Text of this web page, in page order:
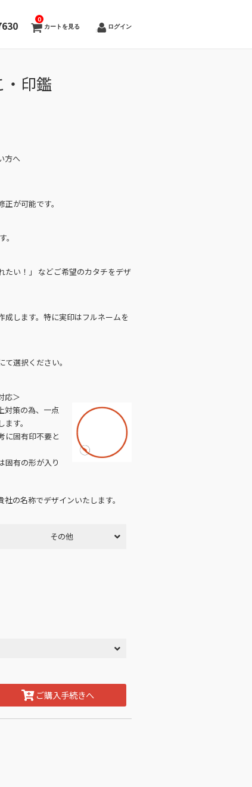
カートを見る
0
ログイン
・印鑑
方へ
が可能です。
たい！」 などご希望のカタチをデザ
成します。特に実印はフルネームを
選択ください。
応＞
対策の為、一点
す。
に固有印不要と
固有の形が入り
の名称でデザインいたします。
その他
ご購入手続きへ